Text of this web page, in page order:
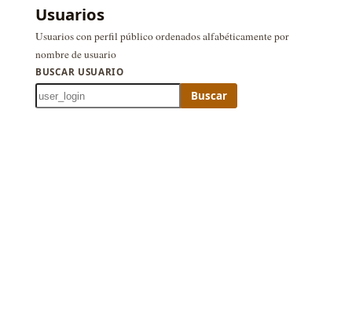
Usuarios
Usuarios con perfil público ordenados alfabéticamente por
nombre de usuario
BUSCAR USUARIO
Buscar